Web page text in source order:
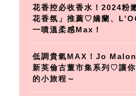
花香控必收香水！2024粉
花香氛」推薦♡嬌蘭、
一噴溫柔感Max！
低調貴氣MAX！Jo
新英倫古董市集系列♡讓
的小旅程～